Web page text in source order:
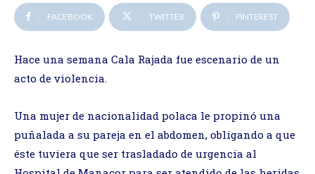
FACEBOOK TWITTER PINTEREST
Hace una semana Cala Rajada fue escenario de un
acto de violencia.
Una mujer de nacionalidad polaca le propinó una
puñalada a su pareja en el abdomen, obligando a que
éste tuviera que ser trasladado de urgencia al